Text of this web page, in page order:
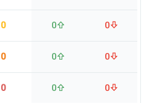
0 0 0
0 0 0
0 0 0